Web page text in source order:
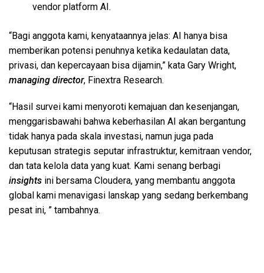
vendor platform AI.
“Bagi anggota kami, kenyataannya jelas: AI hanya bisa
memberikan potensi penuhnya ketika kedaulatan data,
privasi, dan kepercayaan bisa dijamin,” kata Gary Wright,
managing director, Finextra Research.
“Hasil survei kami menyoroti kemajuan dan kesenjangan,
menggarisbawahi bahwa keberhasilan AI akan bergantung
tidak hanya pada skala investasi, namun juga pada
keputusan strategis seputar infrastruktur, kemitraan vendor,
dan tata kelola data yang kuat. Kami senang berbagi
insights ini bersama Cloudera, yang membantu anggota
global kami menavigasi lanskap yang sedang berkembang
pesat ini, ” tambahnya.